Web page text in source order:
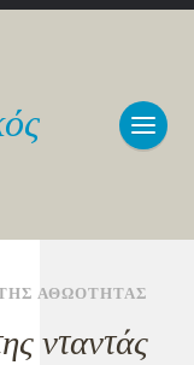
ΑΘΩΟΤΗΤΑΣ
νταντάς